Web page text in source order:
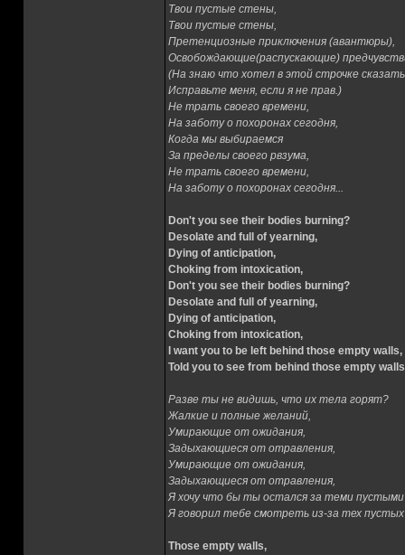
Твои пустые стены,
Твои пустые стены,
Претенциозные приключения (авантюры),
Освобождающие(распускающие)
(На знаю что хотел в этой строчке
Исправьте меня, если я не прав.)
Не трать своего времени,
На заботу о похоронах сегодня,
Когда мы выбираемся
За пределы своего рвзума,
Не трать своего времени,
На заботу о похоронах сегодня...
Don't you see their bodies burning?
Desolate and full of yearning,
Dying of anticipation,
Choking from intoxication,
Don't you see their bodies burning?
Desolate and full of yearning,
Dying of anticipation,
Choking from intoxication,
I want you to be left behind those empty walls,
Told you to see from behind those empty
Разве ты не видишь, что их тела горят?
Жалкие и полные желаний,
Умирающие от ожидания,
Задыхающиеся от отравления,
Умирающие от ожидания,
Задыхающиеся от отравления,
Я хочу что бы ты остался за теми
Я говорил тебе смотреть из-за тех
Those empty walls,